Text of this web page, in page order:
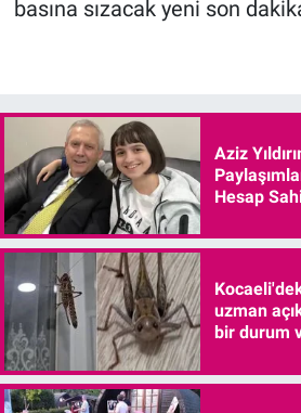
basına sızacak yeni son
Aziz
Hesap
uzman
bir durum